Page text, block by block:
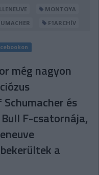
MONTOYA
F1ARCHÍV
még nagyon
és
F-csatornája,
a